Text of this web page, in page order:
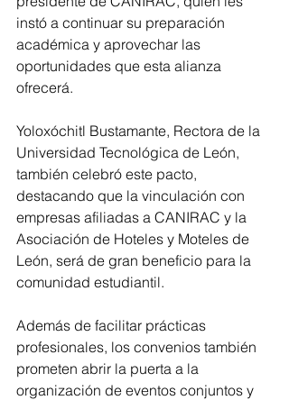
instó a continuar su preparación
académica y aprovechar las
oportunidades que esta alianza
ofrecerá.
Yoloxóchitl Bustamante, Rectora de la
Universidad Tecnológica de León,
también celebró este pacto,
destacando que la vinculación con
empresas afiliadas a CANIRAC y la
Asociación de Hoteles y Moteles de
León, será de gran beneficio para la
comunidad estudiantil.
Además de facilitar prácticas
profesionales, los convenios también
prometen abrir la puerta a la
organización de eventos conjuntos y